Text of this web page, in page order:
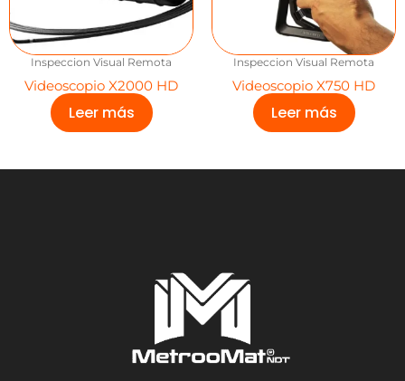
Inspeccion Visual Remota
Videoscopio X2000 HD
Leer más
Inspeccion Visual Remota
Videoscopio X750 HD
Leer más